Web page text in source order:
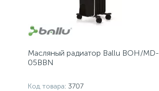
Масляный радиатор Ballu BOH/MD-
05BBN
Код товара: 3707